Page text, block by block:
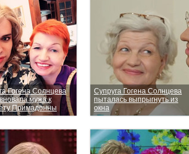
Гогена Солнцева
мужа к
Примадонны
Супруга Гогена Солнцева
пыталась выпрыгнуть из
окна